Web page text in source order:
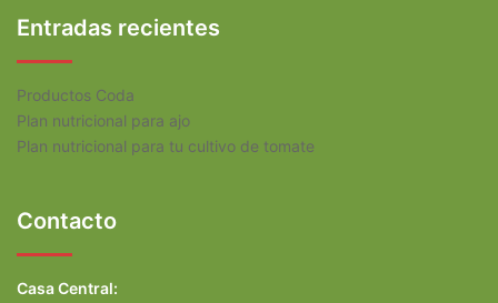
Entradas recientes
Productos Coda
Plan nutricional para ajo
Plan nutricional para tu cultivo de tomate
Contacto
Casa Central: